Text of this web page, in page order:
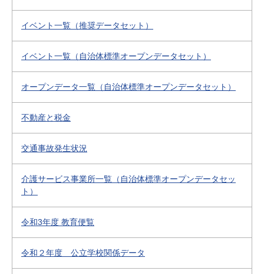
イベント一覧（推奨データセット）
イベント一覧（自治体標準オープンデータセット）
オープンデータ一覧（自治体標準オープンデータセット）
不動産と税金
交通事故発生状況
介護サービス事業所一覧（自治体標準オープンデータセッ
ト）
令和3年度 教育便覧
令和２年度 公立学校関係データ